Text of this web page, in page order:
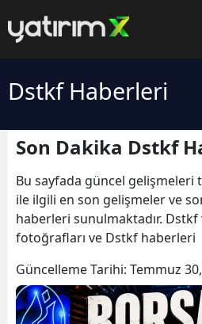
Dstkf Haberleri
Son Dakika Dstkf
Bu sayfada güncel gelişmeleri
ile ilgili en son gelişmeler ve
haberleri sunulmaktadır. Dstkf
fotoğrafları ve Dstkf haberleri
Güncelleme Tarihi: Temmuz